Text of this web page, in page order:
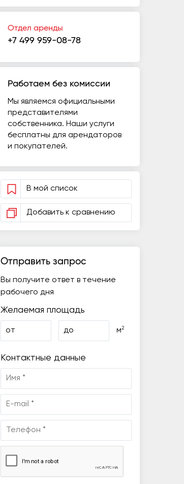
Отдел аренды
+7 499 959-08-78
Работаем без комиссии
Мы являемся официальными
представителями
собственника. Наши услуги
бесплатны для арендаторов
и покупателей.
В мой список
Добавить к сравнению
Отправить запрос
Вы получите ответ в течение
рабочего дня
Желаемая площадь
от до м2
Контактные данные